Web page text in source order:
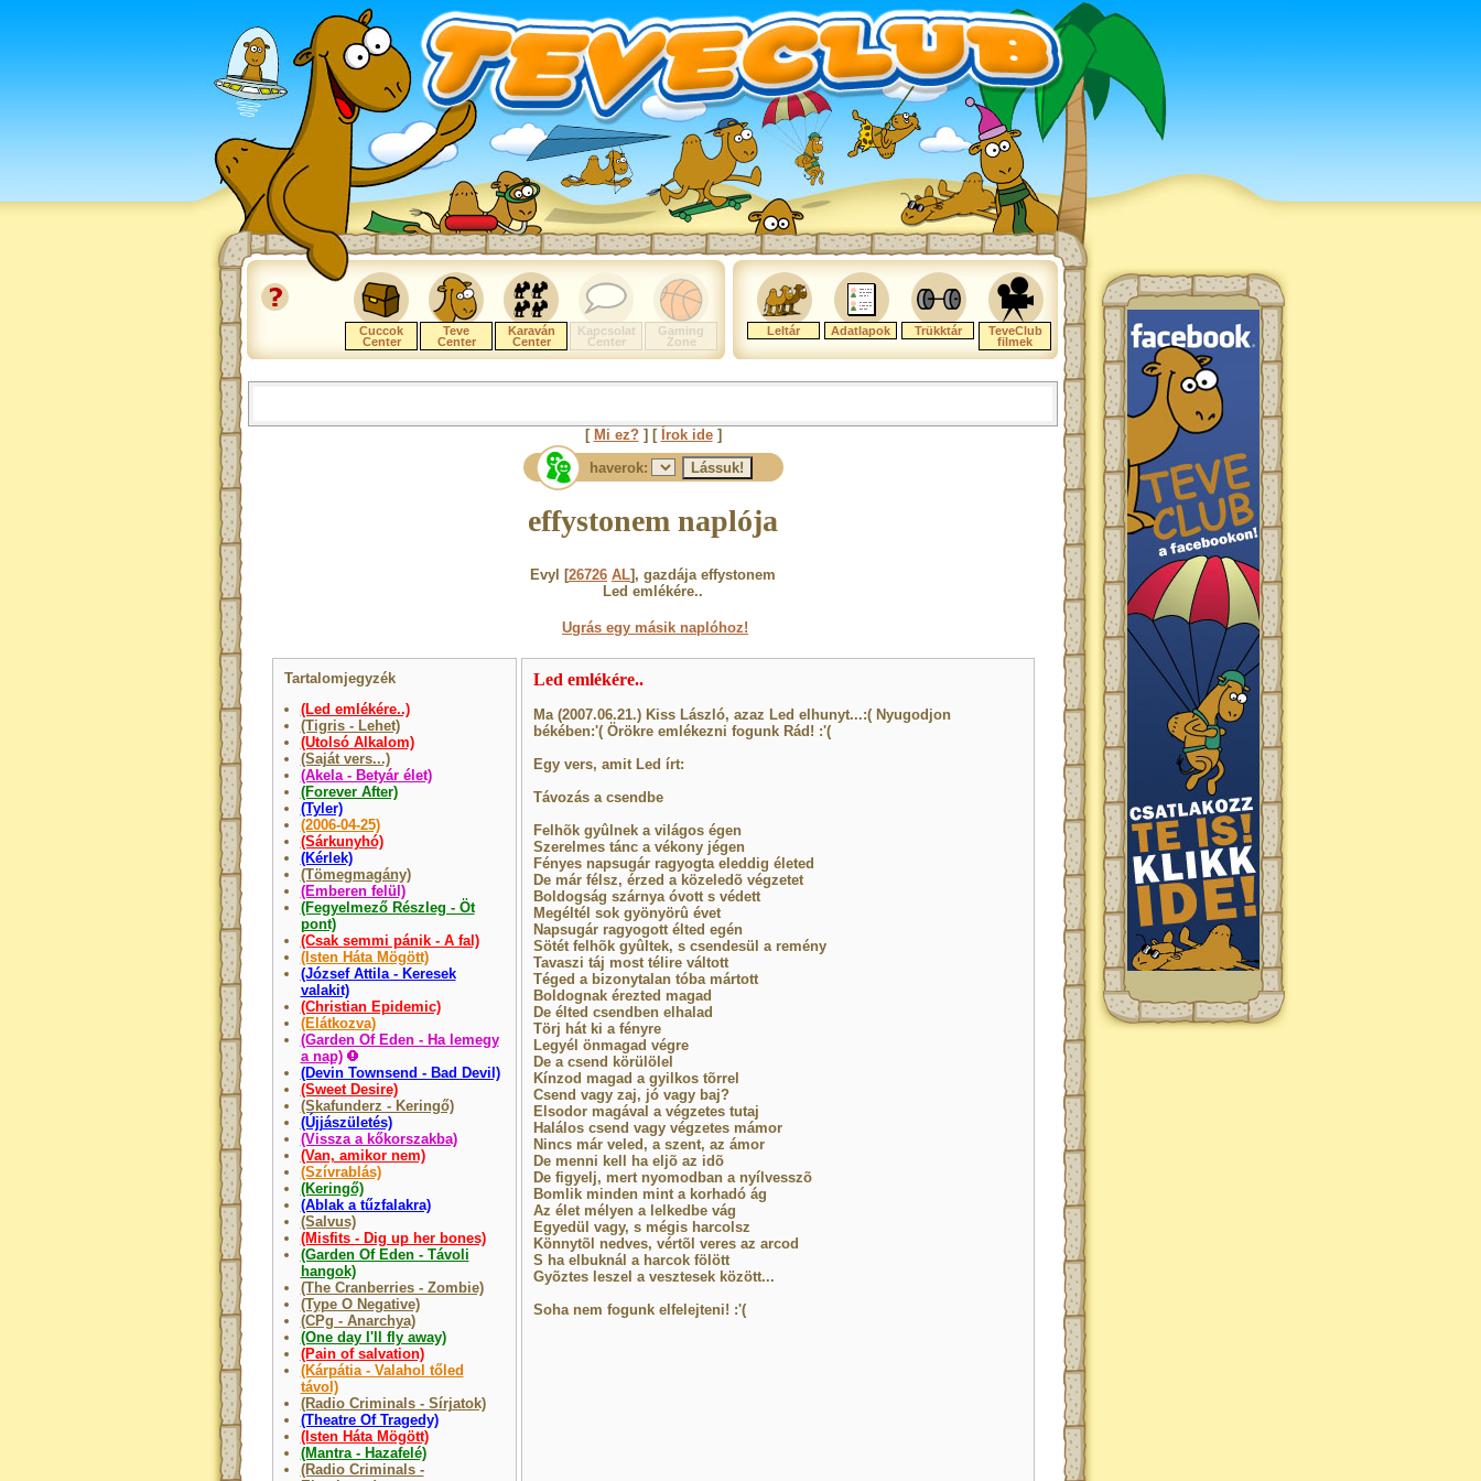
Cuccok
Center
Teve
Center
Karaván
Center
Kapcsolat
Center
Gaming
Zone
Leltár Adatlapok Trükktár
TeveClub
filmek
[ Mi ez?] [ Írok ide]
haverok:
effystonem naplója
Evyl [26726 AL], gazdája effystonem
Led emlékére..
Ugrás egy másik naplóhoz!
Tartalomjegyzék
(Led emlékére..)
(Tigris - Lehet)
(Utolsó Alkalom)
(Saját vers...)
(Akela - Betyár élet)
(Forever After)
(Tyler)
(2006-04-25)
(Sárkunyhó)
(Kérlek)
(Tömegmagány)
(Emberen felül)
(Fegyelmező Részleg - Öt
pont)
(Csak semmi pánik - A fal)
(Isten Háta Mögött)
(József Attila - Keresek
valakit)
(Christian Epidemic)
(Elátkozva)
(Garden Of Eden - Ha lemegy
a nap)
(Devin Townsend - Bad Devil)
(Sweet Desire)
(Skafunderz - Keringő)
(Újjászületés)
(Vissza a kőkorszakba)
(Van, amikor nem)
(Szívrablás)
(Keringő)
(Ablak a tűzfalakra)
(Salvus)
(Misfits - Dig up her bones)
(Garden Of Eden - Távoli
hangok)
(The Cranberries - Zombie)
(Type O Negative)
(CPg - Anarchya)
(One day I'll fly away)
(Pain of salvation)
(Kárpátia - Valahol tőled
távol)
(Radio Criminals - Sírjatok)
(Theatre Of Tragedy)
(Isten Háta Mögött)
(Mantra - Hazafelé)
(Radio Criminals -
Led emlékére..
Ma (2007.06.21.) Kiss László, azaz Led elhunyt...:( Nyugodjon
békében:'( Örökre emlékezni fogunk Rád! :'(
Egy vers, amit Led írt:
Távozás a csendbe
Felhõk gyûlnek a világos égen
Szerelmes tánc a vékony jégen
Fényes napsugár ragyogta eleddig életed
De már félsz, érzed a közeledõ végzetet
Boldogság szárnya óvott s védett
Megéltél sok gyönyörû évet
Napsugár ragyogott élted egén
Sötét felhõk gyûltek, s csendesül a remény
Tavaszi táj most télire váltott
Téged a bizonytalan tóba mártott
Boldognak érezted magad
De élted csendben elhalad
Törj hát ki a fényre
Legyél önmagad végre
De a csend körülölel
Kínzod magad a gyilkos tõrrel
Csend vagy zaj, jó vagy baj?
Elsodor magával a végzetes tutaj
Halálos csend vagy végzetes mámor
Nincs már veled, a szent, az ámor
De menni kell ha eljõ az idõ
De figyelj, mert nyomodban a nyílvesszõ
Bomlik minden mint a korhadó ág
Az élet mélyen a lelkedbe vág
Egyedül vagy, s mégis harcolsz
Könnytõl nedves, vértõl veres az arcod
S ha elbuknál a harcok fölött
Gyõztes leszel a vesztesek között...
Soha nem fogunk elfelejteni! :'(